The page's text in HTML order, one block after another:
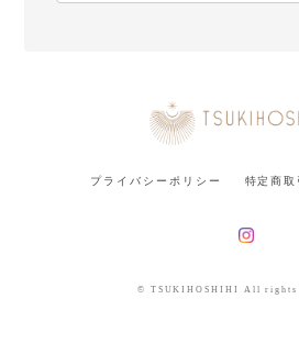
プライバシーポリシー 特定商
© TSUKIHOSHIHI All rights